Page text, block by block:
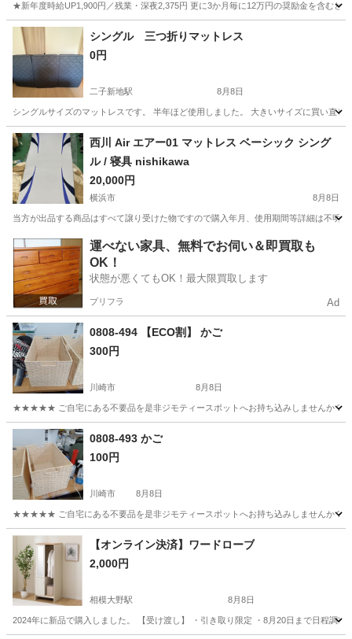
★新年度時給UP1,900円／残業・深夜2,375円 更に3か月毎に12万円の奨励金を含む
神奈川 藤沢市 その他
シングル 三つ折りマットレス
0円
二子新地駅 8月8日
シングルサイズのマットレスです。 半年ほど使用しました。 大きいサイズに買い直
神奈川 川崎市 二子新地駅
西川 Air エアー01 マットレス ベーシック シング
ル / 寝具 nishikawa
20,000円
横浜市 8月8日
当方が出品する商品はすべて譲り受けた物ですので購入年月、使用期間等詳細は不明
神奈川 横浜市 寝具
運べない家具、無料でお伺い＆即買取も
OK！
状態が悪くてもOK！最大限買取します
プリフラ Ad
0808-494 【ECO割】 かご
300円
川崎市 8月8日
★★★★★ ご自宅にある不要品を是非ジモティースポットへお持ち込みしませんか？
神奈川 川崎市 0808-493 かご
100円
川崎市 8月8日
★★★★★ ご自宅にある不要品を是非ジモティースポットへお持ち込みしませんか？
神奈川 川崎市 収納家具 かご
【オンライン決済】ワードローブ
2,000円
相模大野駅 8月8日
2024年に新品で購入しました。 【受け渡し】 ・引き取り限定 ・8月20日まで日程調